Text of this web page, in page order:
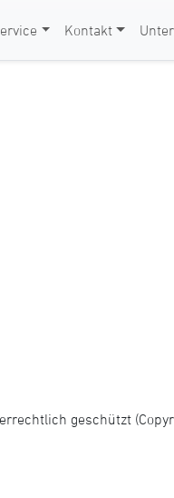
Kontakt
geschützt